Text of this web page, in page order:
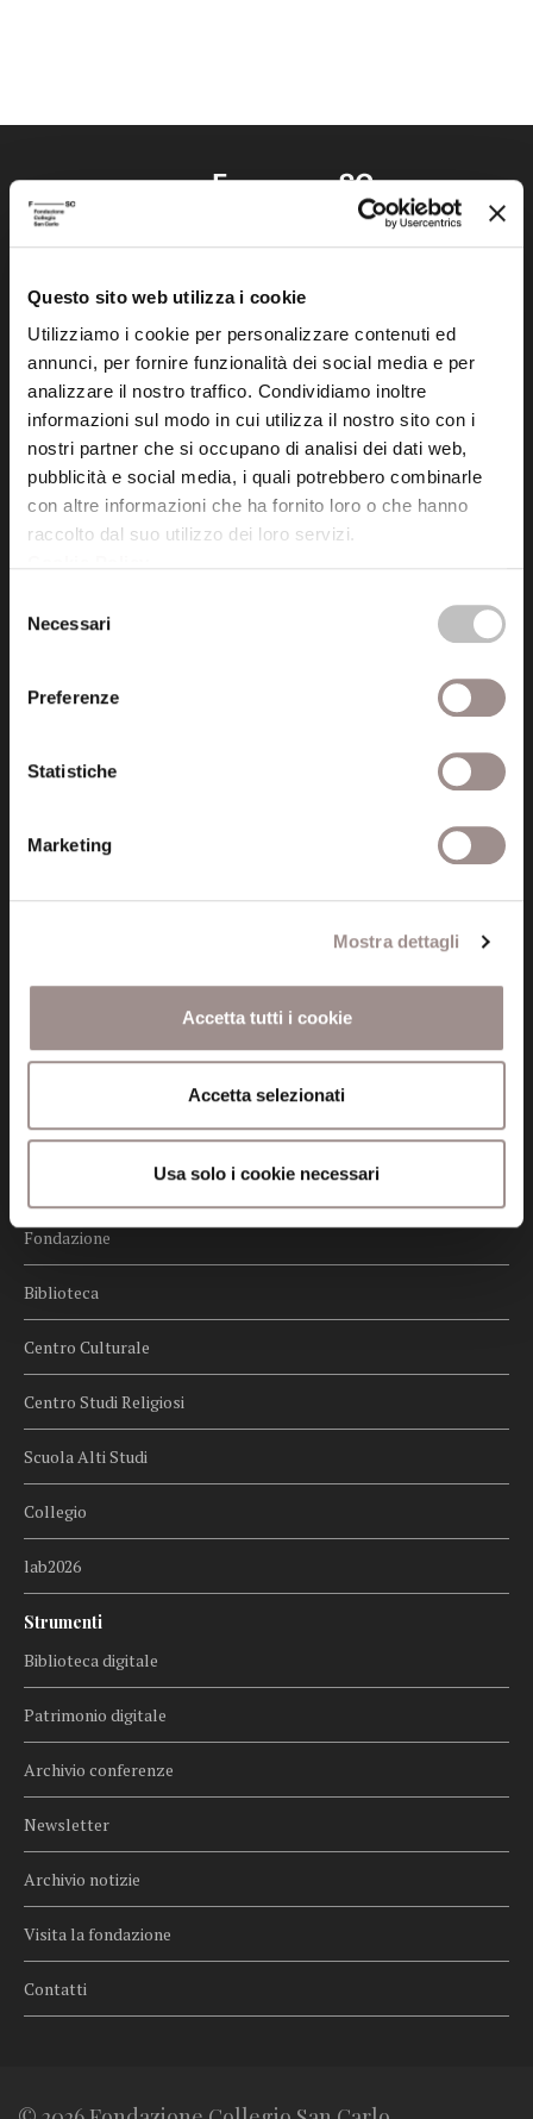
Questo sito web utilizza i cookie
Utilizziamo i cookie per personalizzare contenuti ed
annunci, per fornire funzionalità dei social media e per
analizzare il nostro traffico. Condividiamo inoltre
informazioni sul modo in cui utilizza il nostro sito con i
nostri partner che si occupano di analisi dei dati web,
pubblicità e social media, i quali potrebbero combinarle
con altre informazioni che ha fornito loro o che hanno
raccolto dal suo utilizzo dei loro servizi.
delNecessari
Preferenze
Statistiche
Marketing
Mostra dettagli
Accetta tutti i cookie
Accetta selezionati
Usa solo i cookie necessari
Fondazione Collegio San Carlo
Via San Carlo 5
41121 Modena (MO)
P.I. 00641060363
tel. 059.421211
info@fondazionesancarlo.it
fondazionecollegiosancarlo@legalmail.it
Whistleblowing
Menu
Fondazione
Biblioteca
Centro Culturale
Centro Studi Religiosi
Scuola Alti Studi
Collegio
lab2026
Strumenti
Biblioteca digitale
Patrimonio digitale
Archivio conferenze
Newsletter
Archivio notizie
Visita la fondazione
Contatti